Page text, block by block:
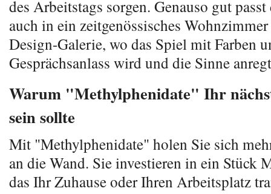
des Arbeitstags sorgen. Genauso gut
auch in ein zeitgenössisches
Design-Galerie, wo das Spiel mit Farben
Gesprächsanlass wird und die Sinne
Warum "Methylphenidate" Ihr
sein sollte
Mit "Methylphenidate" holen Sie sich
an die Wand. Sie investieren in ein Stück
das Ihr Zuhause oder Ihren Arbeitsplatz